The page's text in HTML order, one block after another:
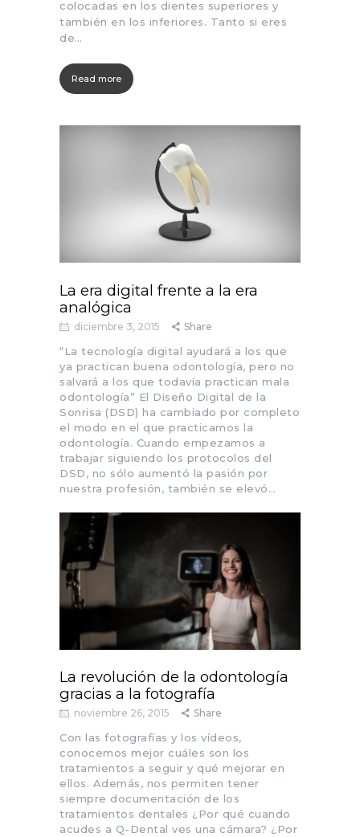
colocadas en los dientes superiores y
también en los inferiores. Tanto si eres
de…
Read more
La era digital frente a la era
analógica
diciembre 3, 2015 Share
“La tecnología digital ayudará a los que
ya practican buena odontología, pero no
salvará a los que todavía practican mala
odontología” El Diseño Digital de la
Sonrisa (DSD) ha cambiado por completo
el modo en el que practicamos la
odontología. Cuando empezamos a
trabajar siguiendo los protocolos del
DSD, no sólo aumentó la pasión por
nuestra profesión, también se elevó…
La revolución de la odontología
gracias a la fotografía
noviembre 26, 2015 Share
Con las fotografías y los vídeos,
conocemos mejor cuáles son los
tratamientos a seguir y qué mejorar en
ellos. Además, nos permiten tener
siempre documentación de los
tratamientos dentales ¿Por qué cuando
acudes a Q-Dental ves una cámara? ¿Por